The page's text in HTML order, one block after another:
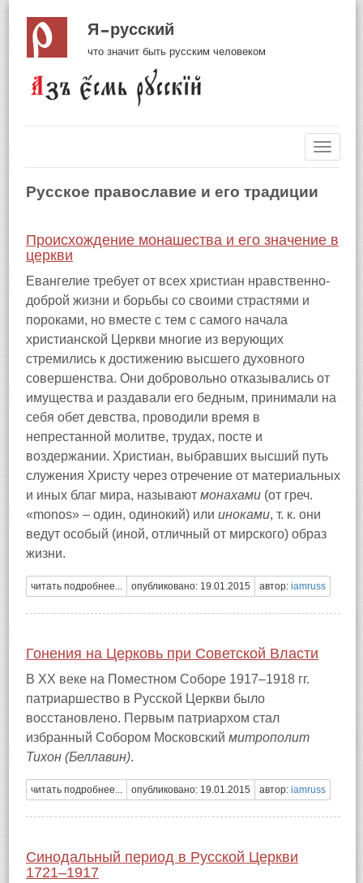
Я русский
что значит быть русским человеком
Русское православие и его традиции
Происхождение монашества и его значение в
церкви
Евангелие требует от всех христиан нравственно-
доброй жизни и борьбы со своими страстями и
пороками, но вместе с тем с самого начала
христианской Церкви многие из верующих
стремились к достижению высшего духовного
совершенства. Они добровольно отказывались от
имущества и раздавали его бедным, принимали на
себя обет девства, проводили время в
непрестанной молитве, трудах, посте и
воздержании. Христиан, выбравших высший путь
служения Христу через отречение от материальных
и иных благ мира, называют монахами (от греч.
«monos» – один, одинокий) или иноками, т. к. они
ведут особый (иной, отличный от мирского) образ
жизни.
читать подробнее... опубликовано: 19.01.2015 автор: iamruss
Гонения на Церковь при Советской Власти
В ХХ веке на Поместном Соборе 1917–1918 гг.
патриаршество в Русской Церкви было
восстановлено. Первым патриархом стал
избранный Собором Московский митрополит
Тихон (Беллавин).
читать подробнее... опубликовано: 19.01.2015 автор: iamruss
Синодальный период в Русской Церкви
1721–1917